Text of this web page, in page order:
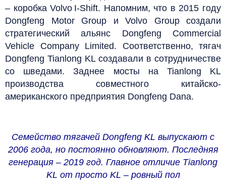
– коробка Volvo I-Shift. Напомним, что в 2015 году
Dongfeng Motor Group и Volvo Group создали
стратегический альянс Dongfeng Commercial
Vehicle Company Limited. Соответственно, тягач
Dongfeng Tianlong KL создавали в сотрудничестве
со шведами. Заднее мосты на Tianlong KL
производства совместного китайско-
американского предприятия Dongfeng Dana.
Семейство тягачей Dongfeng KL выпускают с
2006 года, но постоянно обновляют. Последняя
генерация – 2019 год. Главное отличие Tianlong
KL от просто KL – ровный пол